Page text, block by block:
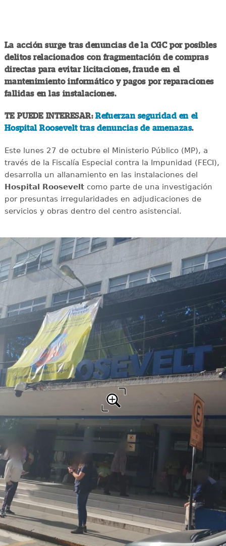
La acción surge tras denuncias de la CGC por posibles
delitos relacionados con fragmentación de compras
directas para evitar licitaciones, fraude en el
mantenimiento informático y pagos por reparaciones
fallidas en las instalaciones.
TE PUEDE INTERESAR:Refuerzan seguridad en el
Hospital Roosevelt tras denuncias de amenazas.
Este lunes 27 de octubre el Ministerio Público (MP), a
través de la Fiscalía Especial contra la Impunidad (FECI),
desarrolla un allanamiento en las instalaciones del
Hospital Rooseveltcomo parte de una investigación
por presuntas irregularidades en adjudicaciones de
servicios y obras dentro del centro asistencial.